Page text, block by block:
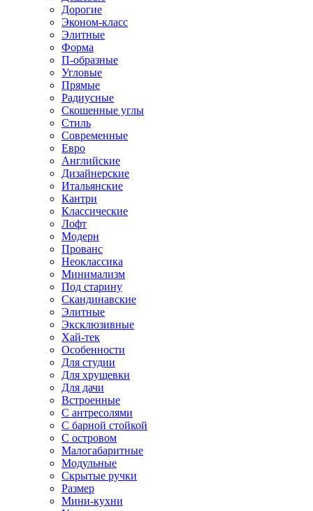
Дорогие
Эконом-класс
Элитные
Форма
П-образные
Угловые
Прямые
Радиусные
Скошенные углы
Стиль
Современные
Евро
Английские
Дизайнерские
Итальянские
Кантри
Классические
Лофт
Модерн
Прованс
Неоклассика
Минимализм
Под старину
Скандинавские
Элитные
Эксклюзивные
Хай-тек
Особенности
Для студии
Для хрущевки
Для дачи
Встроенные
С антресолями
С барной стойкой
С островом
Малогабаритные
Модульные
Скрытые ручки
Размер
Мини-кухни